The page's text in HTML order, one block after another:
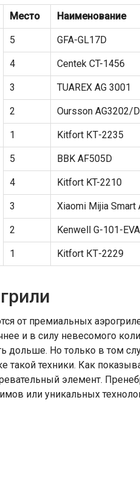
Место Наименование
5 GFA-GL17D
4 Centek CT-1456
3 TUAREX AG 3001
2 Oursson AG3202/
1 Kitfort КТ-2235
5 BBK AF505D
4 Kitfort KT-2210
3 Xiaomi Mijia Smart
2 Kenwell G-101-EVA
1 Kitfort КТ-2229
от премиальных
и в силу невесомого
Но только в том
такой техники. Как
элемент.
или уникальных